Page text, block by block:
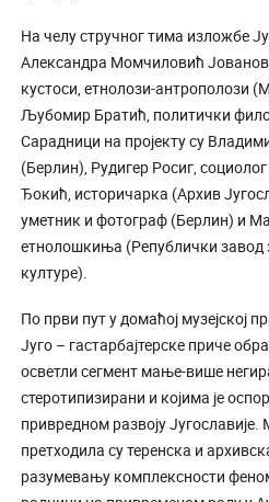
На челу стручног тима изложбе
Александра Момчиловић
кустоси, етнолози-антрополози
Љубомир Братић, политички
Сарадници на пројекту су
(Берлин), Рудигер Росиг,
Ђокић, историчарка (Архив
уметник и фотограф (Берлин) и
етнолошкиња (Републички завод
културе).
По први пут у домаћој музејској
Југо – гастарбајтерске приче
осветли сегмент мање-више
стеротипизирани и којима је
привредном развоју Југославије.
претходила су теренска и
разумевању комплексности